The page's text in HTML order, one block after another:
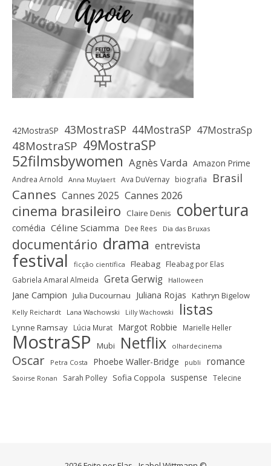
42MostraSP 43MostraSP 44MostraSP 47MostraSp
48MostraSP 49MostraSP
52filmsbywomen Agnès Varda Amazon Prime
Andrea Arnold Anna Muylaert Ava DuVernay biografia Brasil
Cannes Cannes 2025 Cannes 2026
cinema brasileiro Claire Denis cobertura
comédia Céline Sciamma Dee Rees Dia das Bruxas
documentário drama entrevista
festival ficção científica Fleabag Fleabag por Elas
Gabriela Amaral Almeida Greta Gerwig Halloween
Jane Campion Julia Ducournau Juliana Rojas Kathryn Bigelow
Kelly Reichardt Lana Wachowski Lilly Wachowski listas
Lynne Ramsay Lúcia Murat Margot Robbie Marielle Heller
MostraSP Mubi Netflix olhardecinema
Oscar Petra Costa Phoebe Waller-Bridge publi romance
Saoirse Ronan Sarah Polley Sofia Coppola suspense Telecine